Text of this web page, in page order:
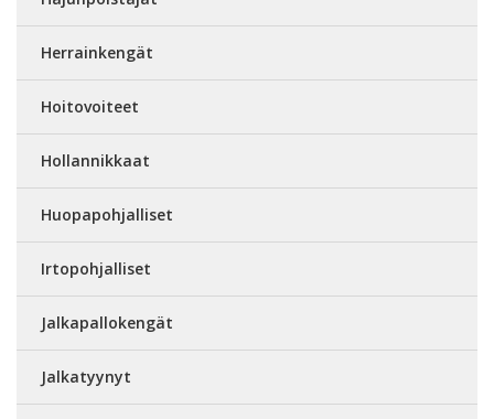
Herrainkengät
Hoitovoiteet
Hollannikkaat
Huopapohjalliset
Irtopohjalliset
Jalkapallokengät
Jalkatyynyt